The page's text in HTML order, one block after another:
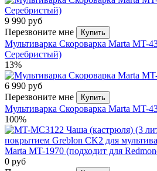
9 990 руб
Перезвоните мне
Купить
Мультиварка Скороварка Marta MT-
Серебристый)
13%
6 990 руб
Перезвоните мне
Купить
Мультиварка Скороварка Marta MT-
100%
0 руб